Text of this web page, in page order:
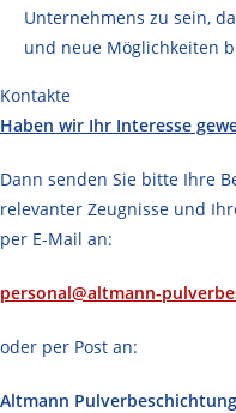
Unternehmens zu sein,
und neue Möglichkeiten
Kontakte
Haben wir Ihr Interesse
Dann senden Sie bitte Ihre
relevanter Zeugnisse und
per E-Mail an:
personal@altmann-
oder per Post an:
Altmann Pulverbeschichtung